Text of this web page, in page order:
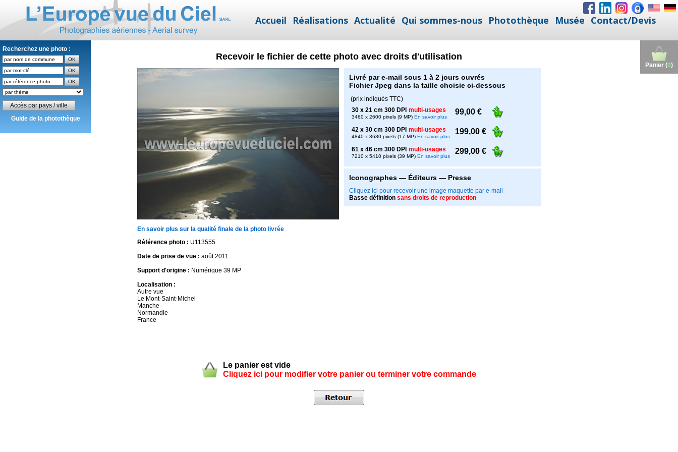
Accueil Réalisations Actualité Qui sommes-nous Photothèque Musée Contact/Devis